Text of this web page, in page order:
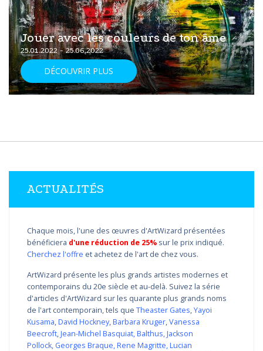
Jouer avec les couleurs de ton âme
25.01.2022 - 25.06.2022
DÉCOUVRIR PLUS
ACTUALITÉS
Chaque mois, l'une des œuvres d'ArtWizard présentées
bénéficiera d'une réduction de 25% sur le prix indiqué.
Cherchez l'offre et achetez de l'art de chez vous.
ArtWizard présente les plus grands artistes modernes et
contemporains du 20e siècle et au-delà. Suivez la série
d'articles d'ArtWizard sur les quarante plus grands noms
de l'art contemporain, tels que Theaster Gates,Yayoi
Kusama,David Hockney,Barbara Kruger,Vanessa
Beecroft,Jean-Michel Basquiat,Balthus,Jackson
Pollock, Georges Braque,Rene Magritte,Lucian